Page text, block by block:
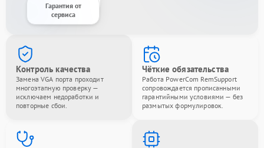
Гарантия от
сервиса
Контроль качества
Замена VGA порта проходит
многоэтапную проверку —
исключаем недоработки и
повторные сбои.
Чёткие обязательства
Работа PowerCom RemSupport
сопровождается прописанными
гарантийными условиями — без
размытых формулировок.